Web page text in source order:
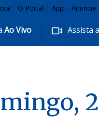
O Portal App Anuncie
Ao Vivo Assista